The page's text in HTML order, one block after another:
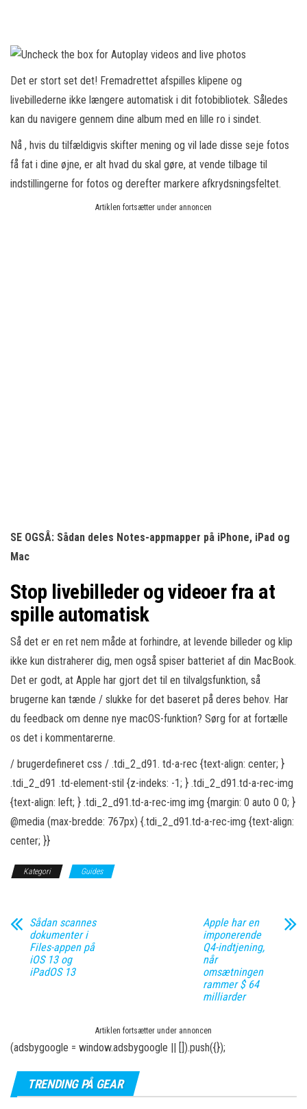
Det er stort set det! Fremadrettet afspilles klipene og
livebillederne ikke længere automatisk i dit fotobibliotek. Således
kan du navigere gennem dine album med en lille ro i sindet.
Nå , hvis du tilfældigvis skifter mening og vil lade disse seje fotos
få fat i dine øjne, er alt hvad du skal gøre, at vende tilbage til
indstillingerne for fotos og derefter markere afkrydsningsfeltet.
Artiklen fortsætter under annoncen
SE OGSÅ: Sådan deles Notes-appmapper på iPhone, iPad og
Mac
Stop livebilleder og videoer fra at
spille automatisk
Så det er en ret nem måde at forhindre, at levende billeder og klip
ikke kun distraherer dig, men også spiser batteriet af din MacBook.
Det er godt, at Apple har gjort det til en tilvalgsfunktion, så
brugerne kan tænde / slukke for det baseret på deres behov. Har
du feedback om denne nye macOS-funktion? Sørg for at fortælle
os det i kommentarerne.
/ brugerdefineret css / .tdi_2_d91. td-a-rec {text-align: center; }
.tdi_2_d91 .td-element-stil {z-indeks: -1; } .tdi_2_d91.td-a-rec-img
{text-align: left; } .tdi_2_d91.td-a-rec-img img {margin: 0 auto 0 0; }
@media (max-bredde: 767px) {.tdi_2_d91.td-a-rec-img {text-align:
center; }}
Kategori Guides
Sådan scannes
dokumenter i
Files-appen på
iOS 13 og
iPadOS 13
Apple har en
imponerende
Q4-indtjening,
når
omsætningen
rammer $ 64
milliarder
Artiklen fortsætter under annoncen
(adsbygoogle = window.adsbygoogle || []).push({});
TRENDING PÅ GEAR